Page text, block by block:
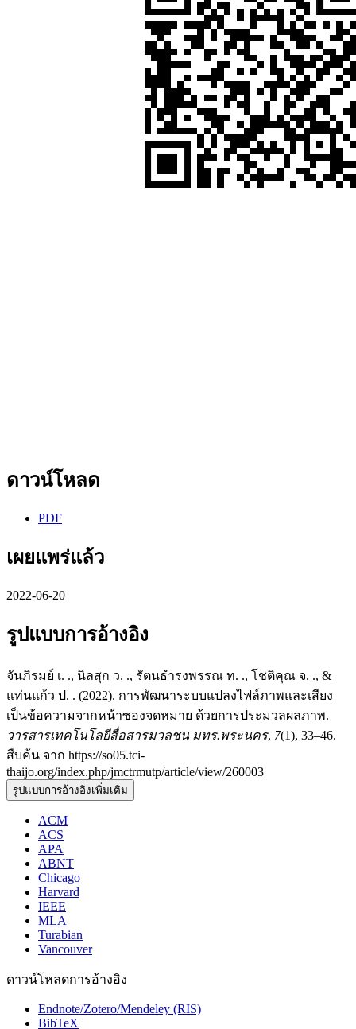
ดาวน์โหลด
PDF
เผยแพร่แล้ว
2022-06-20
รูปแบบการอ้างอิง
จันภิรมย์ เ. ., นิลสุก ว. ., รัตนธำรงพรรณ ท. ., โชติคุณ จ. ., &
แท่นแก้ว ป. . (2022). การพัฒนาระบบแปลงไฟล์ภาพและเสียง
เป็นข้อความจากหน้าซองจดหมาย ด้วยการประมวลผลภาพ.
วารสารเทคโนโลยีสื่อสารมวลชน มทร.พระนคร, 7(1), 33–46.
สืบค้น จาก https://so05.tci-
thaijo.org/index.php/jmctrmutp/article/view/260003
รูปแบบการอ้างอิงเพิ่มเติม
ACM
ACS
APA
ABNT
Chicago
Harvard
IEEE
MLA
Turabian
Vancouver
ดาวน์โหลดการอ้างอิง
Endnote/Zotero/Mendeley (RIS)
BibTeX